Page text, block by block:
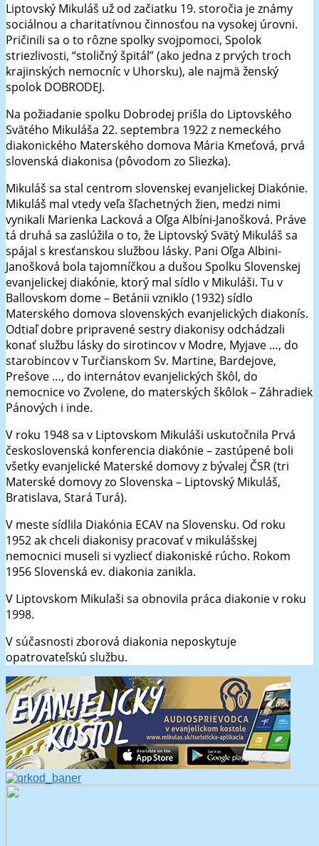
Liptovský Mikuláš už od začiatku 19. storočia je známy
sociálnou a charitatívnou činnosťou na vysokej úrovni.
Pričinili sa o to rôzne spolky svojpomoci, Spolok
striezlivosti, “stoličný špitál” (ako jedna z prvých troch
krajinských nemocníc v Uhorsku), ale najmä ženský
spolok DOBRODEJ.
Na požiadanie spolku Dobrodej prišla do Liptovského
Svätého Mikuláša 22. septembra 1922 z nemeckého
diakonického Materského domova Mária Kmeťová, prvá
slovenská diakonisa (pôvodom zo Sliezka).
Mikuláš sa stal centrom slovenskej evanjelickej Diakónie.
Mikuláš mal vtedy veľa šľachetných žien, medzi nimi
vynikali Marienka Lacková a Oľga Albíni-Janošková. Práve
tá druhá sa zaslúžila o to, že Liptovský Svätý Mikuláš sa
spájal s kresťanskou službou lásky. Pani Oľga Albini-
Janošková bola tajomníčkou a dušou Spolku Slovenskej
evanjelickej diakónie, ktorý mal sídlo v Mikuláši. Tu v
Ballovskom dome – Betánii vzniklo (1932) sídlo
Materského domova slovenských evanjelických diakonís.
Odtiaľ dobre pripravené sestry diakonisy odchádzali
konať službu lásky do sirotincov v Modre, Myjave …, do
starobincov v Turčianskom Sv. Martine, Bardejove,
Prešove …, do internátov evanjelických škôl, do
nemocnice vo Zvolene, do materských škôlok – Záhradiek
Pánových i inde.
V roku 1948 sa v Liptovskom Mikuláši uskutočnila Prvá
československá konferencia diakónie – zastúpené boli
všetky evanjelické Materské domovy z bývalej ČSR (tri
Materské domovy zo Slovenska – Liptovský Mikuláš,
Bratislava, Stará Turá).
V meste sídlila Diakónia ECAV na Slovensku. Od roku
1952 ak chceli diakonisy pracovať v mikulášskej
nemocnici museli si vyzliecť diakoniské rúcho. Rokom
1956 Slovenská ev. diakonia zanikla.
V Liptovskom Mikulaši sa obnovila práca diakonie v roku
1998.
V súčasnosti zborová diakonia neposkytuje
opatrovateľskú službu.